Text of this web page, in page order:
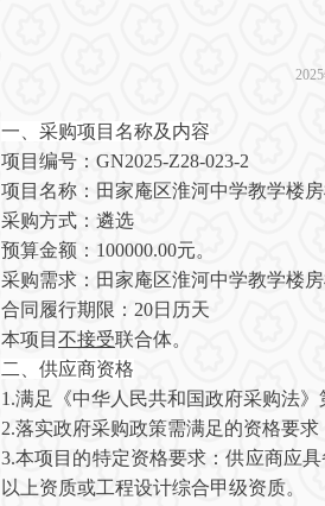
一、采购项目名称及内容
项目编号： GN2025-Z28-023-2
项目名称： 田家庵区淮河中学教学楼
采购方式： 遴选
预算金额： 100000.00元。
采购需求： 田家庵区淮河中学教学楼
合同履行期限： 20日历天
本项目 不接受联合体。
二、 供应商资格
1.满足《中华人民共和国政府采购法
2.落实政府采购政策需满足的资格要求
3.本项目的特定资格要求：供应商应具
以上资质或工程设计综合甲级资质。